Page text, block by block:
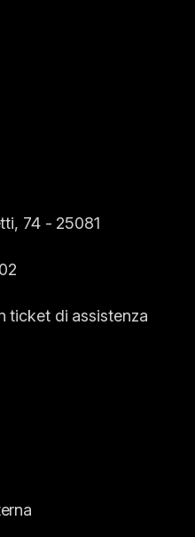
74 - 25081
ticket di assistenza